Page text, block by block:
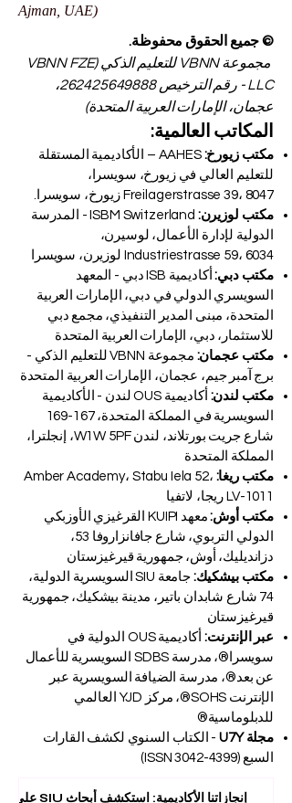
Ajman, UAE)
© جميع الحقوق محفوظة.
مجموعة VBNN للتعليم الذكي (VBNN FZE
LLC - رقم الترخيص
262425649888،
عجمان، الإمارات العربية المتحدة)
المكاتب العالمية:
مكتب زيورخ:
AAHES – الأكاديمية المستقلة
للتعليم العالي في زيورخ، سويسرا،
Freilagerstrasse 39، 8047 زيورخ، سويسرا.
مكتب لوزيرن:
ISBM Switzerland - المدرسة
الدولية لإدارة الأعمال، لوسيرن،
Industriestrasse 59، 6034 لوزيرن، سويسرا
مكتب دبي:
أكاديمية ISB دبي - المعهد
السويسري الدولي في دبي، الإمارات العربية
المتحدة، مبنى المدير التنفيذي، مجمع دبي
للاستثمار، دبي، الإمارات العربية المتحدة
مكتب عجمان:
مجموعة VBNN للتعليم الذكي -
برج آمبر جيم، عجمان، الإمارات العربية المتحدة
مكتب لندن:
أكاديمية OUS لندن - الأكاديمية
السويسرية في المملكة المتحدة، 167-169
شارع جريت بورتلاند، لندن W1W 5PF، إنجلترا،
المملكة المتحدة
مكتب ريغا: Amber Academy، Stabu Iela 52،
LV-1011 ريجا، لاتفيا
مكتب أوش:
معهد KUIPI القرغيزي الأوزبكي
الدولي التربوي، شارع جافانزاروفا 53،
دزانديليك، أوش، جمهورية قيرغيزستان
مكتب بيشكيك:
جامعة SIU السويسرية الدولية،
74 شارع شابدان باتير، مدينة بيشكيك، جمهورية
قيرغيزستان
عبر الإنترنت:
أكاديمية OUS الدولية في
سويسرا®، مدرسة SDBS السويسرية للأعمال
عن بعد®، مدرسة الضيافة السويسرية عبر
الإنترنت SOHS®، مركز YJD العالمي
للدبلوماسية®
مجلة U7Y
- الكتاب السنوي لكشف القارات
السبع (ISSN3042-4399)
إنجازاتنا الأكاديمية: استكشف أبحاث SIU على